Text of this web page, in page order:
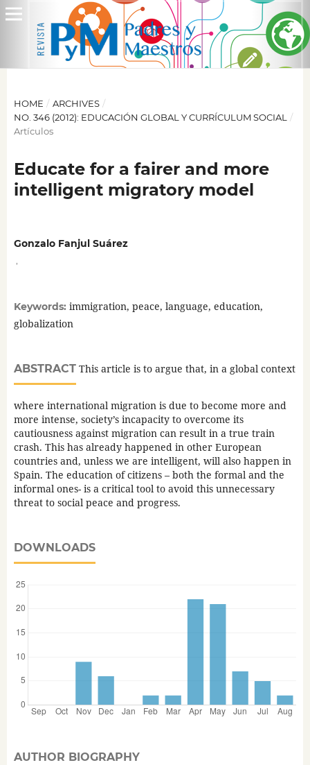
HOME / ARCHIVES /
NO. 346 (2012): EDUCACIÓN GLOBAL Y CURRÍCULUM SOCIAL
/
Artículos
Educate for a fairer and more
intelligent migratory model
Gonzalo Fanjul Suárez
Keywords: immigration, peace, language, education,
globalization
ABSTRACTThis article is to argue that, in a global context
where international migration is due to become more and
more intense, society’s incapacity to overcome its
cautiousness against migration can result in a true train
crash. This has already happened in other European
countries and, unless we are intelligent, will also happen in
Spain. The education of citizens – both the formal and the
informal ones- is a critical tool to avoid this unnecessary
threat to social peace and progress.
DOWNLOADS
AUTHOR BIOGRAPHY